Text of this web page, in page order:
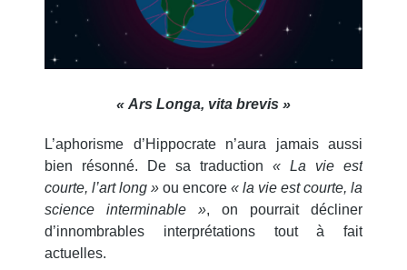
En Seine-et-Marne, le projet de
Campus IA doit sortir des
champs : « On impose et copie
le gigantisme états-unien »
laver, et l’intelligence artificielle
La vaste blague du macronisme
crypto-spatial
Technostress et IA générative :
le remplacement n’est pas le
cœur du problème
« Ars Longa, vita brevis »
L’aphorisme d’Hippocrate n’aura jamais aussi
bien résonné. De sa traduction « La vie est
courte, l’art long » ou encore « la vie est courte, la
science interminable », on pourrait décliner
d’innombrables interprétations tout à fait
actuelles.